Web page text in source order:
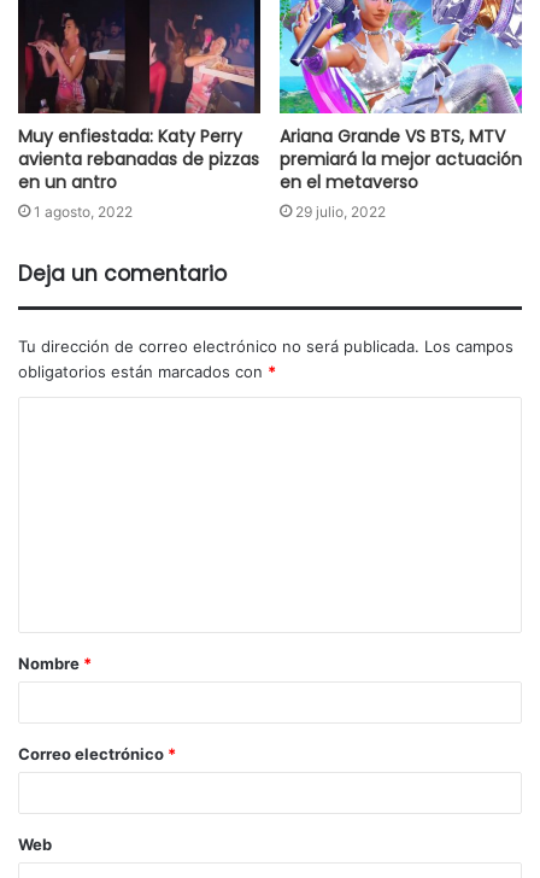
Muy enfiestada: Katy Perry
avienta rebanadas de pizzas
en un antro
1 agosto, 2022
Ariana Grande VS BTS, MTV
premiará la mejor actuación
en el metaverso
29 julio, 2022
Deja un comentario
Tu dirección de correo electrónico no será publicada. Los campos
obligatorios están marcados con *
Nombre *
Correo electrónico *
Web